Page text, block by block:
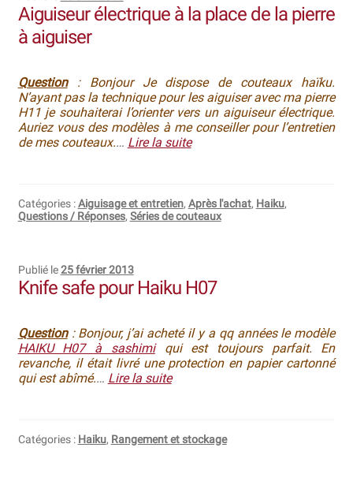
Questions-Réponses?
Revue de presse
Téléchargements
Tous les articles
Trouver mon magasin
Aiguiseur électrique à la place de la pierre
à aiguiser
Question
: Bonjour Je dispose de couteaux haïku.
N’ayant pas la technique pour les aiguiser avec ma pierre
H11 je souhaiterai l’orienter vers un aiguiseur électrique.
Auriez vous des modèles à me conseiller pour l’entretien
de mes couteaux.… Lire la suite
Catégories :Aiguisage et entretien, Après l'achat, Haiku,
Questions / Réponses, Séries de couteaux
Publié le25 février 2013
Knife safe pour Haiku H07
Question : Bonjour, j’ai acheté il y a qq années le modèle
HAIKU H07 à sashimiqui est toujours parfait. En
revanche, il était livré une protection en papier cartonné
qui est abîmé.… Lire la suite
Catégories : Haiku, Rangement et stockage